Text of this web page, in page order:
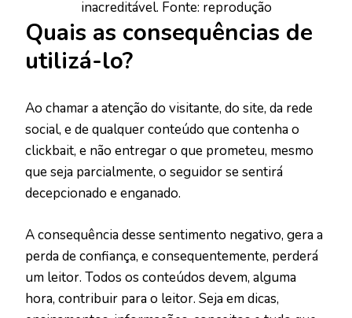
inacreditável. Fonte: reprodução
Quais as consequências de
utilizá-lo?
Ao chamar a atenção do visitante, do site, da rede
social, e de qualquer conteúdo que contenha o
clickbait, e não entregar o que prometeu, mesmo
que seja parcialmente, o seguidor se sentirá
decepcionado e enganado.
A consequência desse sentimento negativo, gera a
perda de confiança, e consequentemente, perderá
um leitor. Todos os conteúdos devem, alguma
hora, contribuir para o leitor. Seja em dicas,